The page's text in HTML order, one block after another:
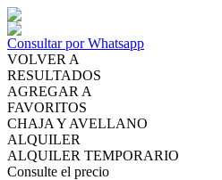
Consultar por Whatsapp
VOLVER A
RESULTADOS
AGREGAR A
FAVORITOS
CHAJA Y AVELLANO
ALQUILER
ALQUILER TEMPORARIO
Consulte el precio